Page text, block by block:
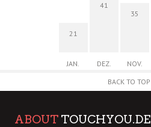
21
JAN.
41
DEZ.
35
NOV.
BACK TO TOP
ABOUT TOUCHYOU.DE